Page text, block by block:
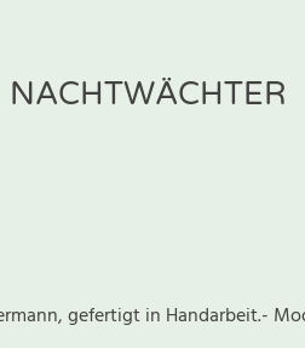
gefertigt in Handarbeit.-